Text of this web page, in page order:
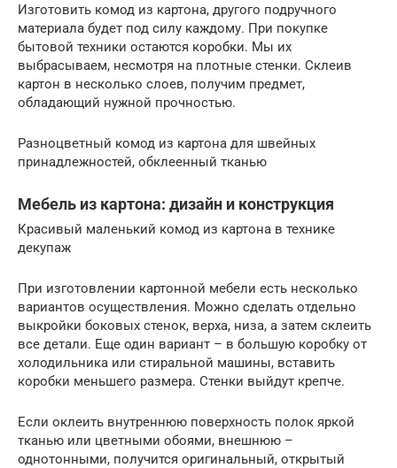
Изготовить комод из картона, другого подручного
материала будет под силу каждому. При покупке
бытовой техники остаются коробки. Мы их
выбрасываем, несмотря на плотные стенки. Склеив
картон в несколько слоев, получим предмет,
обладающий нужной прочностью.
Разноцветный комод из картона для швейных
принадлежностей, обклеенный тканью
Мебель из картона: дизайн и конструкция
Красивый маленький комод из картона в технике
декупаж
При изготовлении картонной мебели есть несколько
вариантов осуществления. Можно сделать отдельно
выкройки боковых стенок, верха, низа, а затем склеить
все детали. Еще один вариант – в большую коробку от
холодильника или стиральной машины, вставить
коробки меньшего размера. Стенки выйдут крепче.
Если оклеить внутреннюю поверхность полок яркой
тканью или цветными обоями, внешнюю –
однотонными, получится оригинальный, открытый